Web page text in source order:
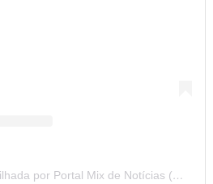
Uma publicação compartilhada por Portal Mix de Notícias (@portalmixdenoticias)